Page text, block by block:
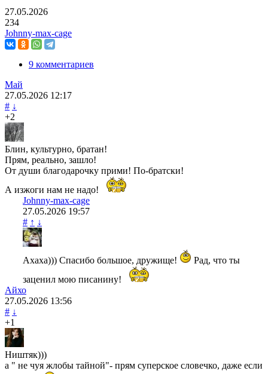
27.05.2026
234
Johnny-max-cage
9 комментариев
Май
27.05.2026 12:17
# ↓
+2
Блин, культурно, братан!
Прям, реально, зашло!
От души благодарочку прими! По-братски!
А изжоги нам не надо!
Johnny-max-cage
27.05.2026 19:57
# ↑ ↓
Ахаха))) Спасибо большое, дружище!
Рад, что ты
заценил мою писанину!
Айхо
27.05.2026 13:56
# ↓
+1
Ништяк)))
а " не чуя жлобы тайной"- прям суперское словечко, даже если